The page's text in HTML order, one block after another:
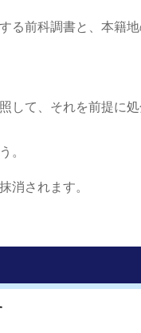
る前科調書と、本籍
して、それを前提に
。
消されます。